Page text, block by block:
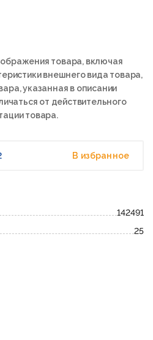
товара, включая
внешнего вида товара,
указанная в описании
от действительного
товара.
В избранное
142491
25